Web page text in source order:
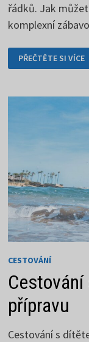
řádků. Jak
komplexní
GEOCACHING
JE
POPULÁRNÍ
AKTIVITOU
PŘEČTĚTE SI VÍCE
CESTOVÁNÍ
přípravu
Cestování s